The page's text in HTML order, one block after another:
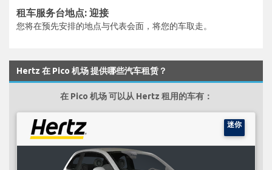
租车服务台地点: 迎接
您将在预先安排的地点与代表会面，将您的车取走。
Hertz 在 Pico 机场 提供哪些汽车租赁？
在 Pico 机场 可以从 Hertz 租用的车有：
迷你